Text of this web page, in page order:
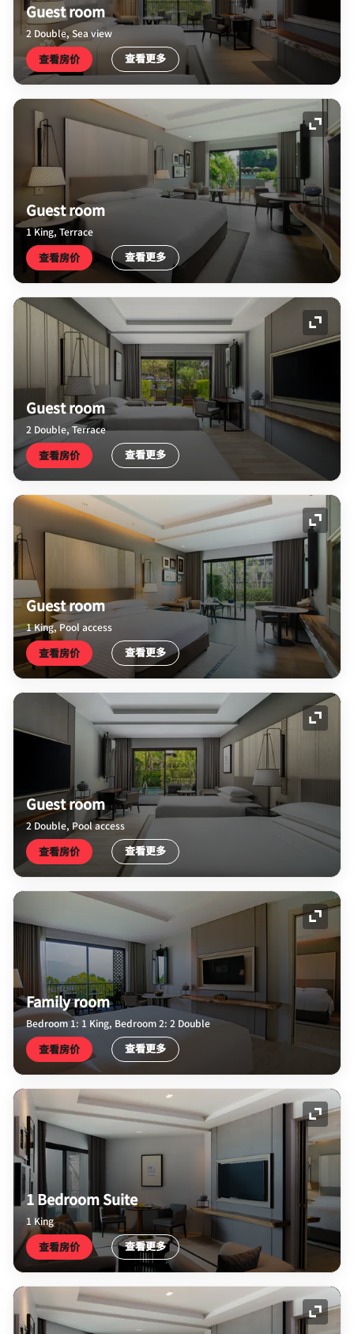
Guest room
2 Double, Sea view
查看房价 查看更多
展开
Guest room
1 King, Terrace
查看房价 查看更多
展开
Guest room
2 Double, Terrace
查看房价 查看更多
展开
Guest room
1 King, Pool access
查看房价 查看更多
展开
Guest room
2 Double, Pool access
查看房价 查看更多
展开
Family room
Bedroom 1: 1 King, Bedroom 2: 2 Double
查看房价 查看更多
展开
1 Bedroom Suite
1 King
查看房价 查看更多
展开